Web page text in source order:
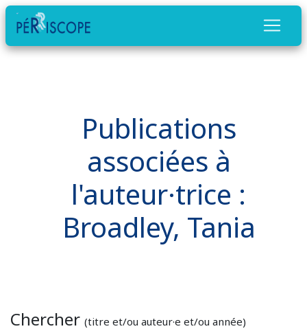
Publications
associées à
l'auteur·trice :
Broadley, Tania
Chercher (titre et/ou auteur·e et/ou année)